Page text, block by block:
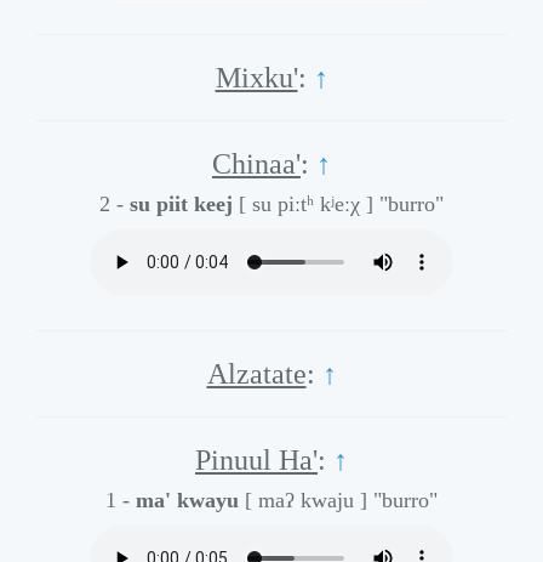
Mixku': ↑
Chinaa': ↑
2 - su piit keej [ su piːtʰ kʲeːχ ] "burro"
Alzatate: ↑
Pinuul Ha': ↑
1 - ma' kwayu [ maʔ kwaju ] "burro"